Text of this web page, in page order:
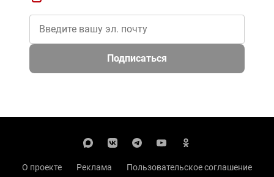
Подписаться
О проекте Реклама
Пользовательское соглашение